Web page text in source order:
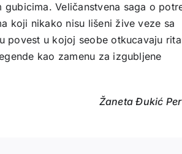
Veličanstvena saga o
koji nikako nisu lišeni žive veze sa
povest u kojoj seobe otkucavaju
kao zamenu za izgubljene
Žaneta Đukić